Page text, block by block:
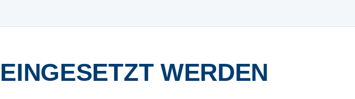
WERDEN